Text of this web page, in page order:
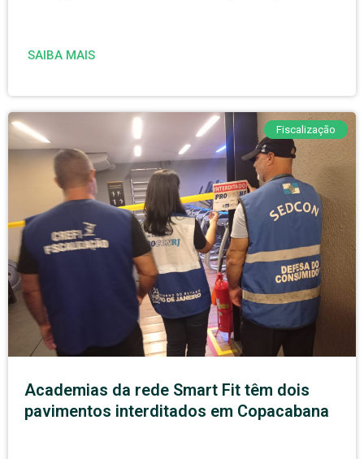
SAIBA MAIS
Fiscalização
Academias da rede Smart Fit têm dois
pavimentos interditados em Copacabana